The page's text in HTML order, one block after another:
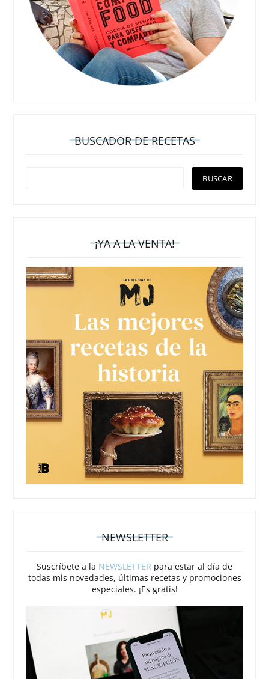
BUSCADOR DE RECETAS
¡YA A LA VENTA!
NEWSLETTER
Suscríbete a la NEWSLETTER para estar al día de
todas mis novedades, últimas recetas y promociones
especiales. ¡Es gratis!